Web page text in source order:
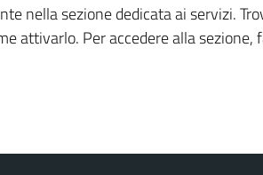
nella sezione dedicata ai servizi.
attivarlo. Per accedere alla